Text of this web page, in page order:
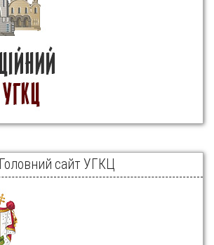
Головний сайт УГКЦ